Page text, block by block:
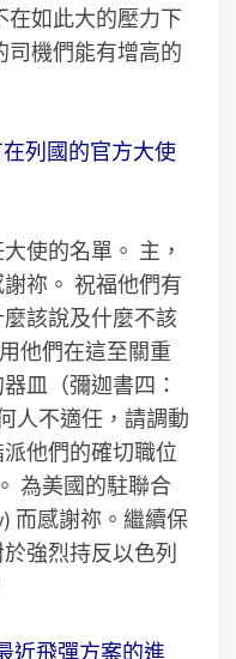
在如此大的壓力下
司機們能有增高的
列國的官方大使
使的名單。 主，
祢。 祝福他們有
該說及什麼不該
他們在這至關重
皿（彌迦書四：
人不適任，請調動
他們的確切職位
為美國的駐聯合
而感謝祢。繼續保
強烈持反以色列
近飛彈方案的進